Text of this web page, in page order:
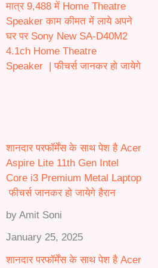
मात्र 9,488 में Home Theatre
Speaker काम कीमत में लाये अपने
घर पर Sony New SA-D40M2
4.1ch Home Theatre
Speaker | फीचर्स जानकर हो जायेगे
शानदार परफॉर्मेंस के साथ पेश है Acer
Aspire Lite 11th Gen Intel
Core i3 Premium Metal Laptop
फीचर्स जानकर हो जायेगे हैरान
by Amit Soni
January 25, 2025
शानदार परफॉर्मेंस के साथ पेश है Acer